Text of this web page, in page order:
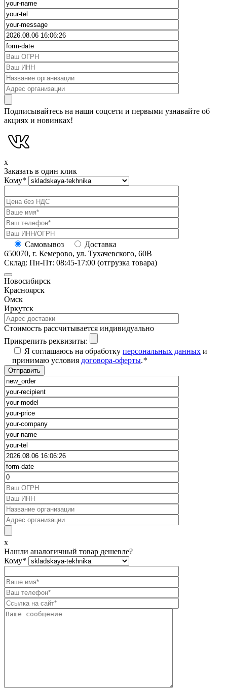
Подписывайтесь на наши соцсети и первыми узнавайте об
акциях и новинках!
x
Заказать в один клик
Кому*
Самовывоз
Доставка
650070, г. Кемерово, ул. Тухачевского, 60В
Склад: Пн-Пт: 08:45-17:00 (отгрузка товара)
Новосибирск
Красноярск
Омск
Иркутск
Cтоимость рассчитывается индивидуально
Прикрепить реквизиты:
Я соглашаюсь на обработку персональных данных и
принимаю условия договора-оферты.*
x
Нашли аналогичный товар дешевле?
Кому*